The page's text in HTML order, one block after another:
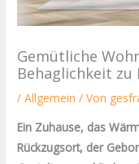
Gemütliche
Behaglichkeit zu
/Allgemein / Von
Ein Zuhause, das
Rückzugsort, der